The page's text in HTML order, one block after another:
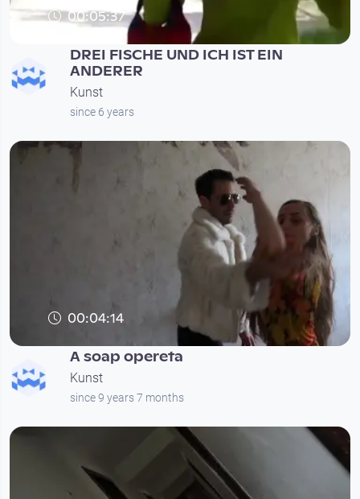
00:05:37
DREI FISCHE UND ICH IST EIN
ANDERER
Kunst
since 6 years
00:04:14
A soap opereta
Kunst
since 9 years 7 months